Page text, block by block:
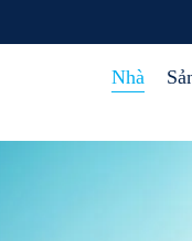
Nhà